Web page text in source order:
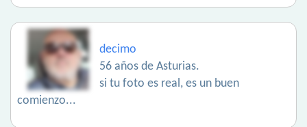
decimo
56 años de Asturias.
si tu foto es real, es un buen
comienzo...